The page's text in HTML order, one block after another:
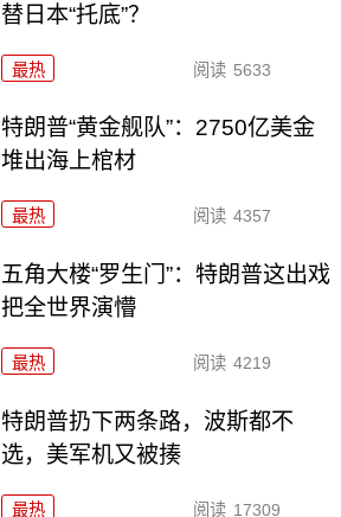
替日本“托底”？
最热 阅读 5633
特朗普“黄金舰队”：2750亿美金
堆出海上棺材
最热 阅读 4357
五角大楼“罗生门”：特朗普这出戏
把全世界演懵
最热 阅读 4219
特朗普扔下两条路，波斯都不
选，美军机又被揍
最热 阅读 17309